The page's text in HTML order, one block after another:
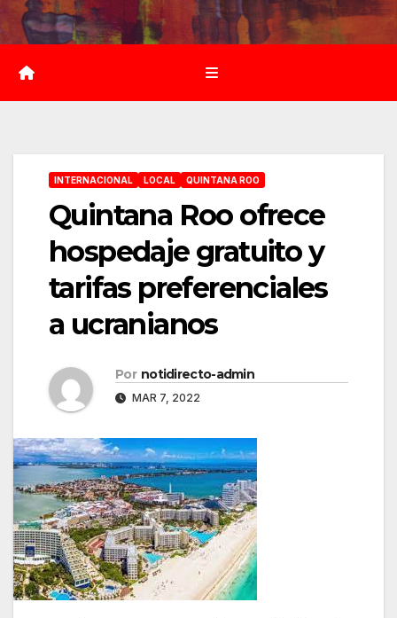
Saltar
al
contenido
INTERNACIONAL LOCAL QUINTANA ROO
Quintana Roo ofrece
hospedaje gratuito y
tarifas preferenciales
a ucranianos
Por notidirecto-admin
MAR 7, 2022